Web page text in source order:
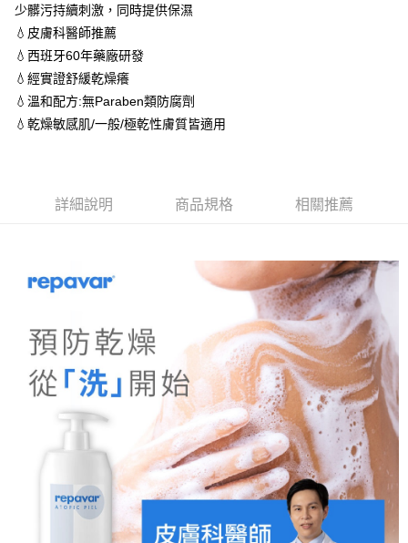
醒簡訊。
2.透過簡訊連結打開帳單後，可選擇「超商條碼／台灣大直營門市／銀行轉
帳／街口支付／iPASS MONEY」等通路繳費。
【注意事項】
用戶於交易時，得透過本服務購買商品或服務，並由商店將買賣／分期付款
買賣價金債權讓與本公司後，依約使用本公司帳單繳交帳款。
付款後全家取貨
每筆NT$60，滿NT$1,500(含以上)免運費
每筆NT$60，滿NT$1,500(含以上)免運費
付款後萊爾富取貨
每筆NT$60，滿NT$1,500(含以上)免運費
每筆NT$90，滿NT$1,500(含以上)免運費
宅配貨到付款
每筆NT$60
少髒污持續刺激，同時提供保濕
💧皮膚科醫師推薦
💧西班牙60年藥廠研發
💧經實證舒緩乾燥癢
💧溫和配方:無Paraben類防腐劑
💧乾燥敏感肌/一般/極乾性膚質皆適用
詳細說明 商品規格 相關推薦